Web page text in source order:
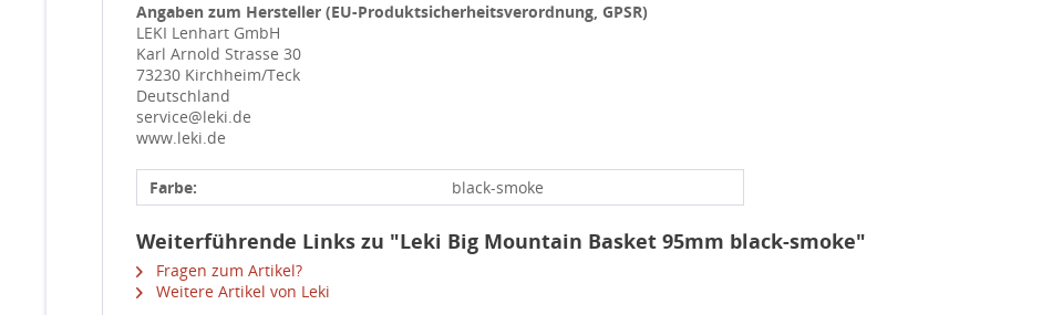
Angaben zum Hersteller (EU-Produktsicherheitsverordnung, GPSR)
LEKI Lenhart GmbH
Karl Arnold Strasse 30
73230 Kirchheim/Teck
Deutschland
service@leki.de
www.leki.de
Farbe: black-smoke
Weiterführende Links zu "Leki Big Mountain Basket 95mm black-smoke"
Fragen zum Artikel?
Weitere Artikel von Leki